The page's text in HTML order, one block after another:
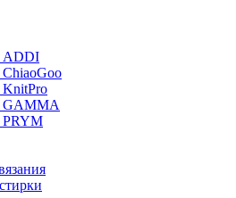
ADDI